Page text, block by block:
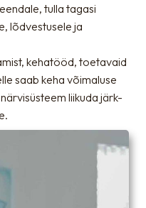
tulla tagasi
lõdvestusele ja
kehatööd, toetavaid
saab keha võimaluse
liikuda järk-